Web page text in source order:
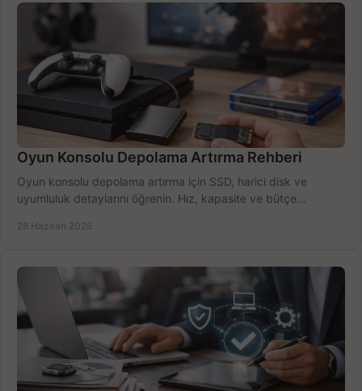
Oyun Konsolu Depolama Artırma Rehberi
Oyun konsolu depolama artırma için SSD, harici disk ve
uyumluluk detaylarını öğrenin. Hız, kapasite ve bütçe
28 Haziran 2026